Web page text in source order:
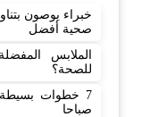
خبراء يوصون
صحية أفضل
الملابس
للصحة؟
7 خطوات
صباحا